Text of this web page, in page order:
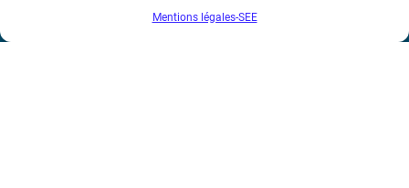
Mentions légales-SEE
Conditions Générales de Vente